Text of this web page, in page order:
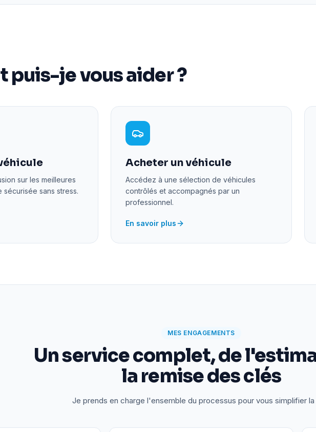
puis-je vous aider ?
sur les meilleures
sans stress.
Acheter un véhicule
Accédez à une sélection de véhicules
contrôlés et accompagnés par un
professionnel.
En savoir plus
MES ENGAGEMENTS
Un service complet, de
la remise des clés
Je prends en charge l'ensemble du processus pour vous simplifier la